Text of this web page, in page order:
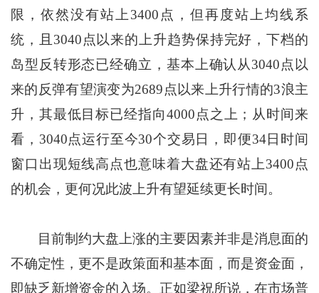
限，依然没有站上3400点，但再度站上均线系
统，且3040点以来的上升趋势保持完好，下档的
岛型反转形态已经确立，基本上确认从3040点以
来的反弹有望演变为2689点以来上升行情的3浪主
升，其最低目标已经指向4000点之上；从时间来
看，3040点运行至今30个交易日，即便34日时间
窗口出现短线高点也意味着大盘还有站上3400点
的机会，更何况此波上升有望延续更长时间。
目前制约大盘上涨的主要因素并非是消息面的
不确定性，更不是政策面和基本面，而是资金面，
即缺乏新增资金的入场。正如梁祝所说，在市场普